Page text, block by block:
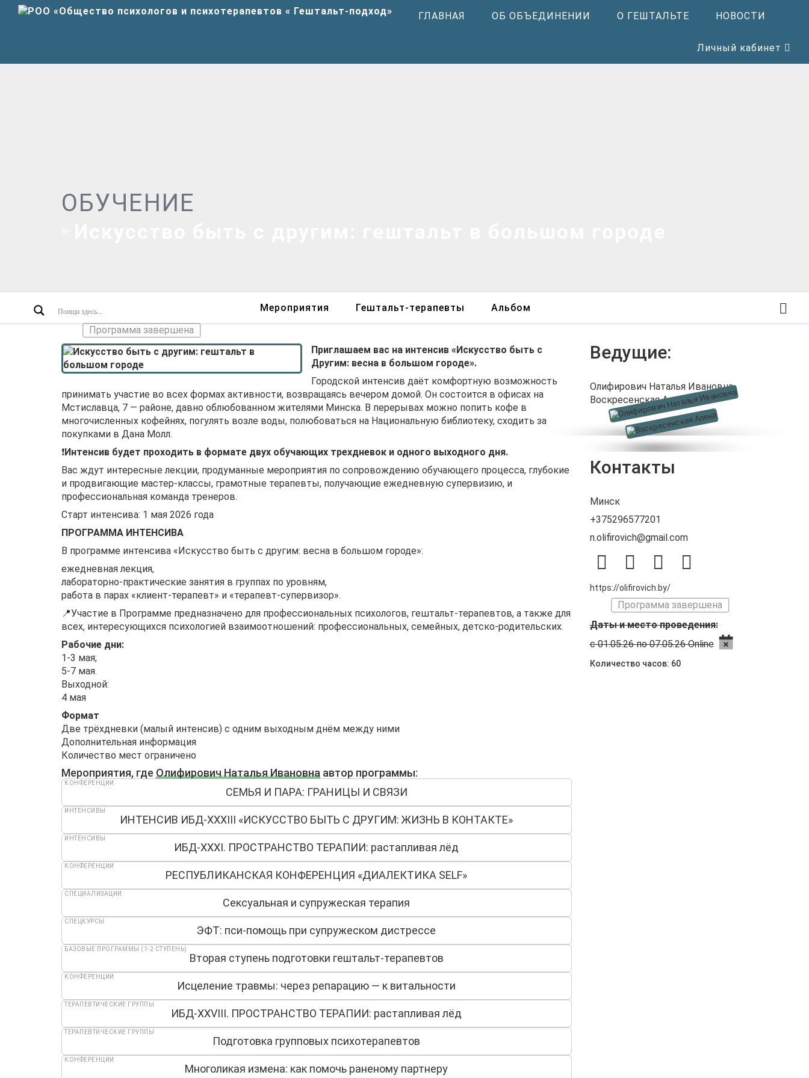
ГЛАВНАЯ ОБ ОБЪЕДИНЕНИИ О ГЕШТАЛЬТЕ НОВОСТИ
Личный кабинет
ОБУЧЕНИЕ
Мероприятия Гештальт-терапевты
Альбом
Программа завершена
Приглашаем вас на интенсив «Искусство быть с
Другим: весна в большом городе».
Городской интенсив даёт комфортную возможность
принимать участие во всех формах активности, возвращаясь вечером домой. Он состоится в офисах на
Мстиславца, 7 — районе, давно облюбованном жителями Минска. В перерывах можно попить кофе в
многочисленных кофейнях, погулять возле воды, полюбоваться на Национальную библиотеку, сходить за
покупками в Дана Молл.
❗Интенсив будет проходить в формате двух обучающих трехдневок и одного выходного дня.
Вас ждут интересные лекции, продуманные мероприятия по сопровождению обучающего процесса, глубокие
и продвигающие мастер-классы, грамотные терапевты, получающие ежедневную супервизию, и
профессиональная команда тренеров.
Старт интенсива: 1 мая 2026 года
ПРОГРАММА ИНТЕНСИВА
В программе интенсива «Искусство быть с другим: весна в большом городе»:
ежедневная лекция,
лабораторно-практические занятия в группах по уровням,
работа в парах «клиент-терапевт» и «терапевт-супервизор».
📍Участие в Программе предназначено для профессиональных психологов, гештальт-терапевтов, а также для
всех, интересующихся психологией взаимоотношений: профессиональных, семейных, детско-родительских.
Рабочие дни:
1-3 мая;
5-7 мая.
Выходной:
4 мая
Формат
Две трёхдневки (малый интенсив) с одним выходным днём между ними
Дополнительная информация
Количество мест ограничено
Мероприятия, где Олифирович Наталья Ивановна автор программы:
СЕМЬЯ И ПАРА: ГРАНИЦЫ И СВЯЗИ
КОНФЕРЕНЦИИ
ИНТЕНСИВ ИБД-XXXIII «ИСКУССТВО БЫТЬ С ДРУГИМ: ЖИЗНЬ В КОНТАКТЕ»
ИНТЕНСИВЫ
ИБД-XXХI. ПРОСТРАНСТВО ТЕРАПИИ: растапливая лёд
ИНТЕНСИВЫ
РЕСПУБЛИКАНСКАЯ КОНФЕРЕНЦИЯ «ДИАЛЕКТИКА SELF»
КОНФЕРЕНЦИИ
Сексуальная и супружеская терапия
СПЕЦИАЛИЗАЦИИ
ЭФТ: пси-помощь при супружеском дистрессе
СПЕЦКУРСЫ
Вторая ступень подготовки гештальт-терапевтов
БАЗОВЫЕ ПРОГРАММЫ (1-2 СТУПЕНЬ)
Исцеление травмы: через репарацию — к витальности
КОНФЕРЕНЦИИ
ИБД-XXVIII. ПРОСТРАНСТВО ТЕРАПИИ: растапливая лёд
ТЕРАПЕВТИЧЕСКИЕ ГРУППЫ
Подготовка групповых психотерапевтов
ТЕРАПЕВТИЧЕСКИЕ ГРУППЫ
Многоликая измена: как помочь раненому партнеру
КОНФЕРЕНЦИИ
Ведущие:
Олифирович Наталья Ивановна
Воскресенская Алена
Контакты
Минск
+375296577201
n.olifirovich@gmail.com
https://olifirovich.by/
Программа завершена
Даты и место проведения:
с 01.05.26 по 07.05.26 Online
Количество часов: 60